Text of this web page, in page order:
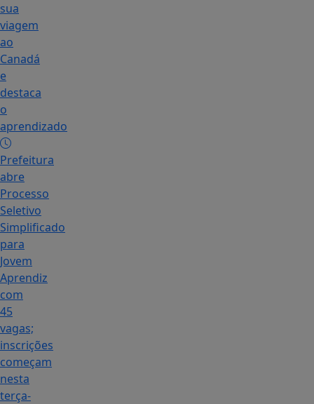
sua
viagem
ao
Canadá
e
destaca
o
aprendizado
Prefeitura
abre
Processo
Seletivo
Simplificado
para
Jovem
Aprendiz
com
45
vagas;
inscrições
começam
nesta
terça-